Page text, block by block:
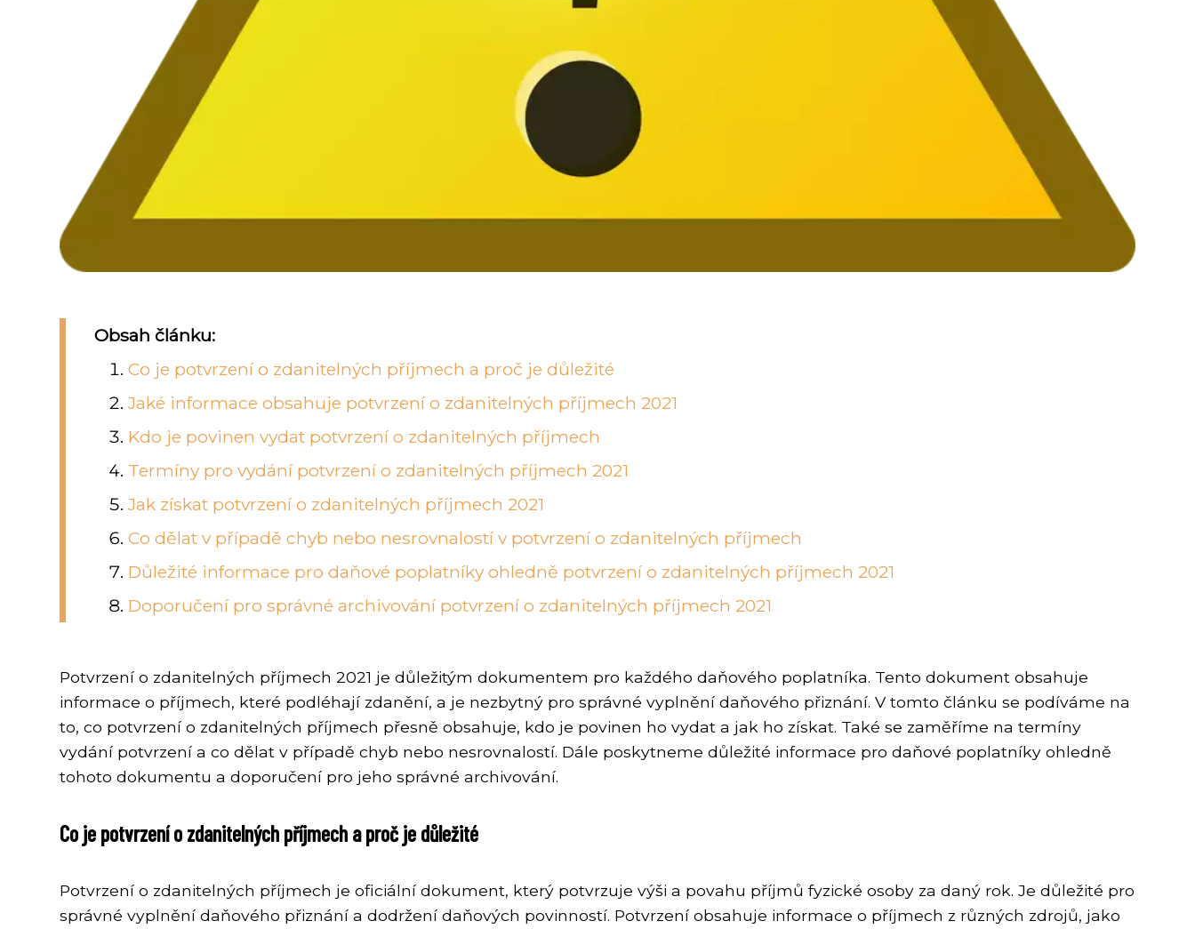
Obsah článku:
Co je potvrzení o zdanitelných příjmech a proč je důležité
Jaké informace obsahuje potvrzení o zdanitelných příjmech 2021
Kdo je povinen vydat potvrzení o zdanitelných příjmech
Termíny pro vydání potvrzení o zdanitelných příjmech 2021
Jak získat potvrzení o zdanitelných příjmech 2021
Co dělat v případě chyb nebo nesrovnalostí v potvrzení o zdanitelných příjmech
Důležité informace pro daňové poplatníky ohledně potvrzení o zdanitelných příjmech 2021
Doporučení pro správné archivování potvrzení o zdanitelných příjmech 2021
Potvrzení o zdanitelných příjmech 2021 je důležitým dokumentem pro každého daňového poplatníka. Tento dokument obsahuje
informace o příjmech, které podléhají zdanění, a je nezbytný pro správné vyplnění daňového přiznání. V tomto článku se podíváme na
to, co potvrzení o zdanitelných příjmech přesně obsahuje, kdo je povinen ho vydat a jak ho získat. Také se zaměříme na termíny
vydání potvrzení a co dělat v případě chyb nebo nesrovnalostí. Dále poskytneme důležité informace pro daňové poplatníky ohledně
tohoto dokumentu a doporučení pro jeho správné archivování.
Co je potvrzení o zdanitelných příjmech a proč je důležité
Potvrzení o zdanitelných příjmech je oficiální dokument, který potvrzuje výši a povahu příjmů fyzické osoby za daný rok. Je důležité pro
správné vyplnění daňového přiznání a dodržení daňových povinností. Potvrzení obsahuje informace o příjmech z různých zdrojů, jako